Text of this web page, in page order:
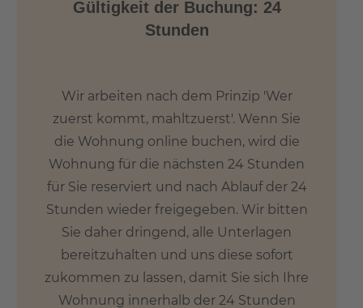
Gültigkeit der Buchung: 24
Stunden
Wir arbeiten nach dem Prinzip 'Wer
zuerst kommt, mahltzuerst'. Wenn Sie
die Wohnung online buchen, wird die
Wohnung für die nächsten 24 Stunden
für Sie reserviert und nach Ablauf der 24
Stunden wieder freigegeben. Wir bitten
Sie daher dringend, alle Unterlagen
bereitzuhalten und uns diese sofort
zukommen zu lassen, damit Sie sich Ihre
Wohnung innerhalb der 24 Stunden